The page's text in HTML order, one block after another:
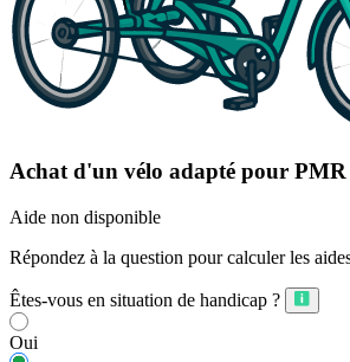
Achat d'un vélo adapté pour PMR
Aide non disponible
Répondez à la question pour calculer les
Êtes-vous en situation de handicap ?
Oui